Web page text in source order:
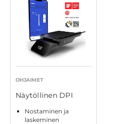
OHJAIMET
Näytöllinen DPI
Nostaminen ja
laskeminen